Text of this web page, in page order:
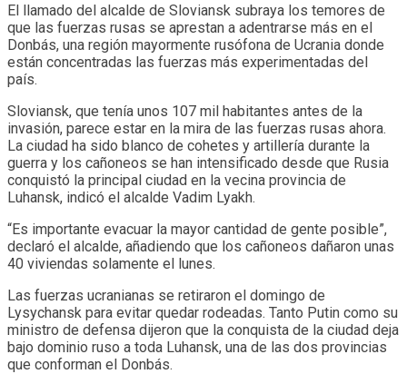
El llamado del alcalde de Sloviansk subraya los temores de
que las fuerzas rusas se aprestan a adentrarse más en el
Donbás, una región mayormente rusófona de Ucrania donde
están concentradas las fuerzas más experimentadas del
país.
Sloviansk, que tenía unos 107 mil habitantes antes de la
invasión, parece estar en la mira de las fuerzas rusas ahora.
La ciudad ha sido blanco de cohetes y artillería durante la
guerra y los cañoneos se han intensificado desde que Rusia
conquistó la principal ciudad en la vecina provincia de
Luhansk, indicó el alcalde Vadim Lyakh.
“Es importante evacuar la mayor cantidad de gente posible”,
declaró el alcalde, añadiendo que los cañoneos dañaron unas
40 viviendas solamente el lunes.
Las fuerzas ucranianas se retiraron el domingo de
Lysychansk para evitar quedar rodeadas. Tanto Putin como su
ministro de defensa dijeron que la conquista de la ciudad deja
bajo dominio ruso a toda Luhansk, una de las dos provincias
que conforman el Donbás.